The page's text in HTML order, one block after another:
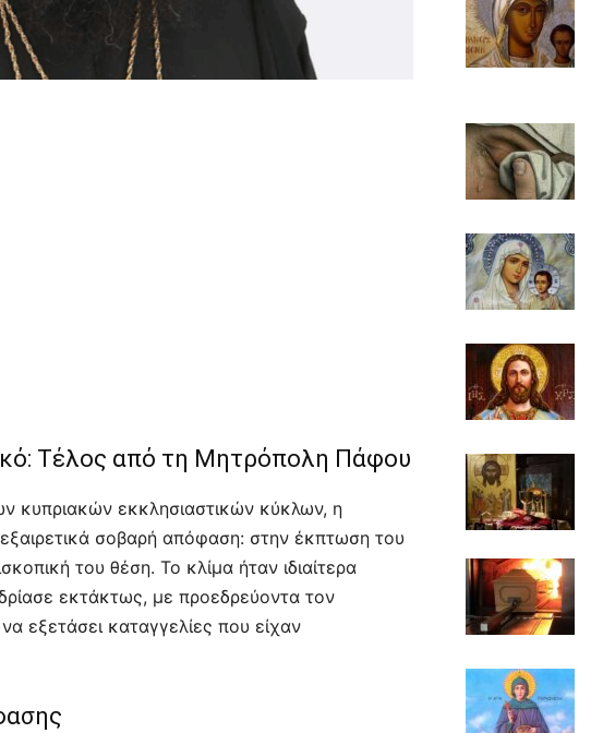
Τέλος από τη Μητρόπολη Πάφου
κυπριακών εκκλησιαστικών κύκλων, η
σοβαρή απόφαση: στην έκπτωση του
του θέση. Το κλίμα ήταν ιδιαίτερα
εκτάκτως, με προεδρεύοντα τον
εξετάσει καταγγελίες που είχαν